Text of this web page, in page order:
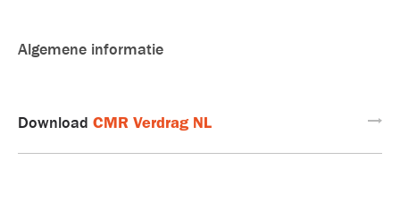
Algemene informatie
Download CMR Verdrag NL